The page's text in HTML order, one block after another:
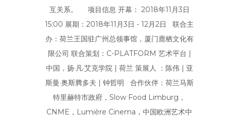
互关系。 项目信息 开幕： 2018年11月3日
15:00 展期：2018年11月3日 - 12月2日 联合主
办：荷兰王国驻广州总领事馆，厦门鹿栖文化有
限公司 联合策划：C-PLATFORM 艺术平台 |
中国，扬·凡·艾克学院 | 荷兰 策展人 ：陈伟 | 亚
斯曼·奥斯腾多夫 | 钟哲明 合作伙伴：荷兰马斯
特里赫特市政府，Slow Food Limburg，
CNME，Lumière Cinema，中国欧洲艺术中